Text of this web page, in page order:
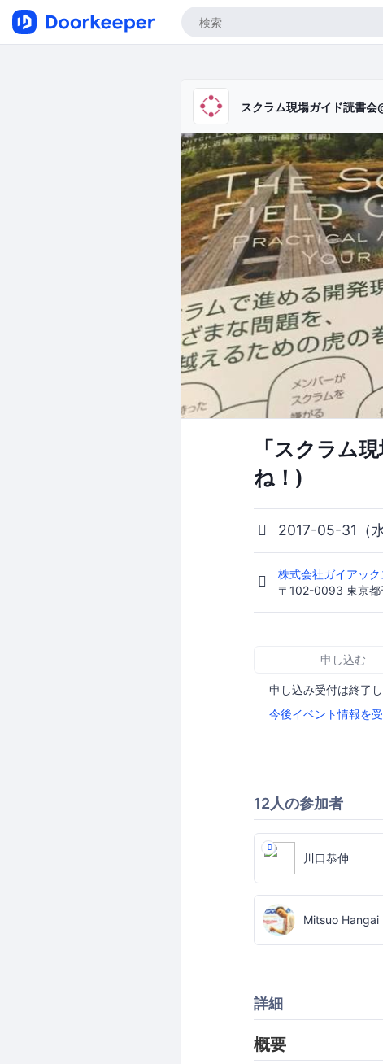
スクラム現場ガイド読書会
「スクラム
ね！)
2017-05-31（
株式会社ガイアック
〒102-0093 東京
申し込む
申し込み受付は終了
今後イベント情報を
12人の参加者
川口恭伸
Mitsuo Hangai
詳細
概要